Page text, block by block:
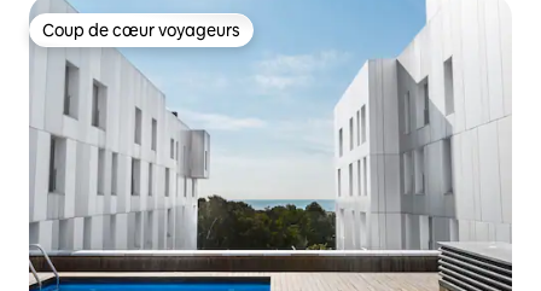
Coup de cœur voyageurs
Coup de cœur voyageurs